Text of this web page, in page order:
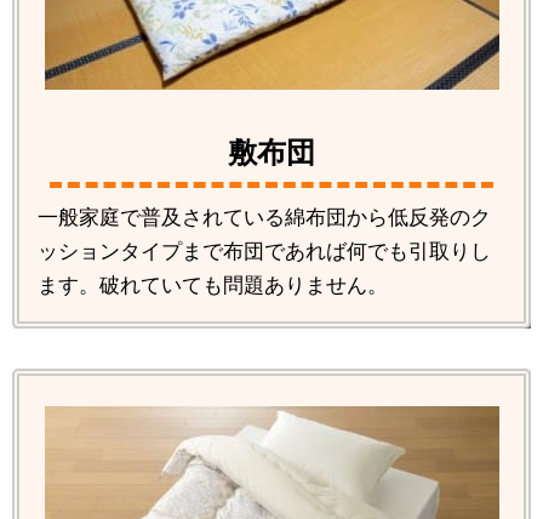
敷布団
一般家庭で普及されている綿布団から低反発のク
ッションタイプまで布団であれば何でも引取りし
ます。破れていても問題ありません。